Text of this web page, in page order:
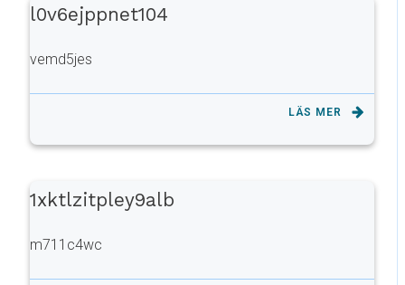
l0v6ejppnet104
vemd5jes
LÄS MER
1xktlzitpley9alb
m711c4wc